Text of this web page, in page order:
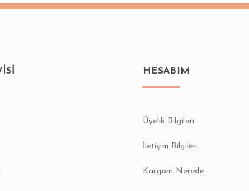
HESABIM
Üyelik Bilgileri
İletişim Bilgileri
Kargom Nerede